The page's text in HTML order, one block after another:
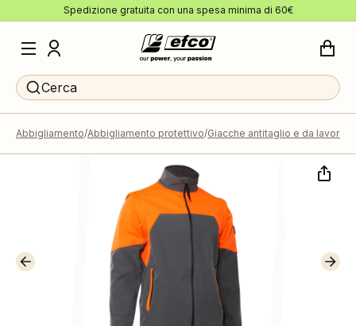
Spedizione gratuita con una spesa minima di 60€
Cerca
Abbigliamento Abbigliamento protettivo Giacche antitaglio e da lavoro